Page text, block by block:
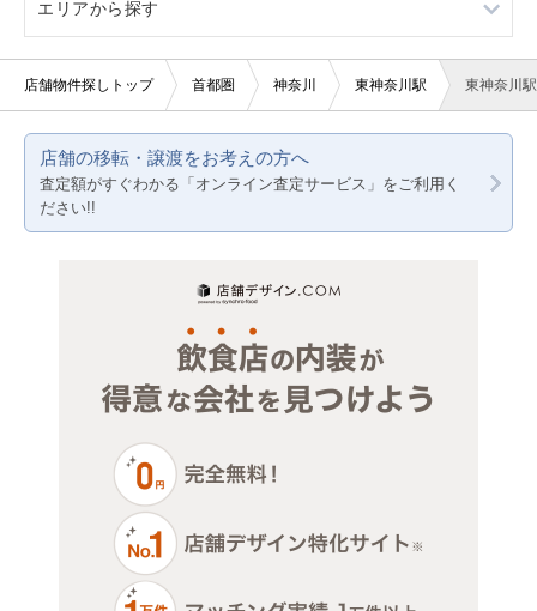
看板取り付け可
10坪以下
賃料20万円以下
軽飲食
バー・クラブ
サロン（マッサージ・エステ・ネイルなど）
医療・歯科・クリニック
ジム・教室・スタジオ
その他サービス・その他
中華
エリアから探す
東京23区
神奈川
千葉
店舗物件探しトップ 首都圏 神奈川 東神奈川駅 東神奈川
店舗の移転・譲渡をお考えの方へ
査定額がすぐわかる「オンライン査定サービス」をご利用く
ださい!!